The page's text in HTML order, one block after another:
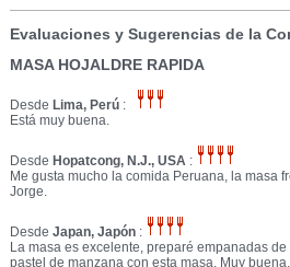
Evaluaciones y Sugerencias de la
MASA HOJALDRE RAPIDA
Desde Lima, Perú:
Está muy buena.
Desde Hopatcong, N.J., USA:
Me gusta mucho la comida Peruana, la masa
Jorge.
Desde Japan, Japón:
La masa es excelente, preparé empanadas
pastel de manzana con esta masa. Muy